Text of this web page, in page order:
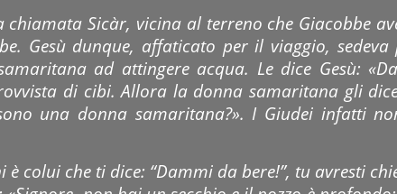
Sicàr, vicina al terreno che Giacobbe
Gesù dunque, affaticato per il viaggio, sedeva
ad attingere acqua. Le dice Gesù:
di cibi. Allora la donna samaritana gli
una donna samaritana?». I Giudei infatti
è colui che ti dice: “Dammi da bere!”, tu avresti